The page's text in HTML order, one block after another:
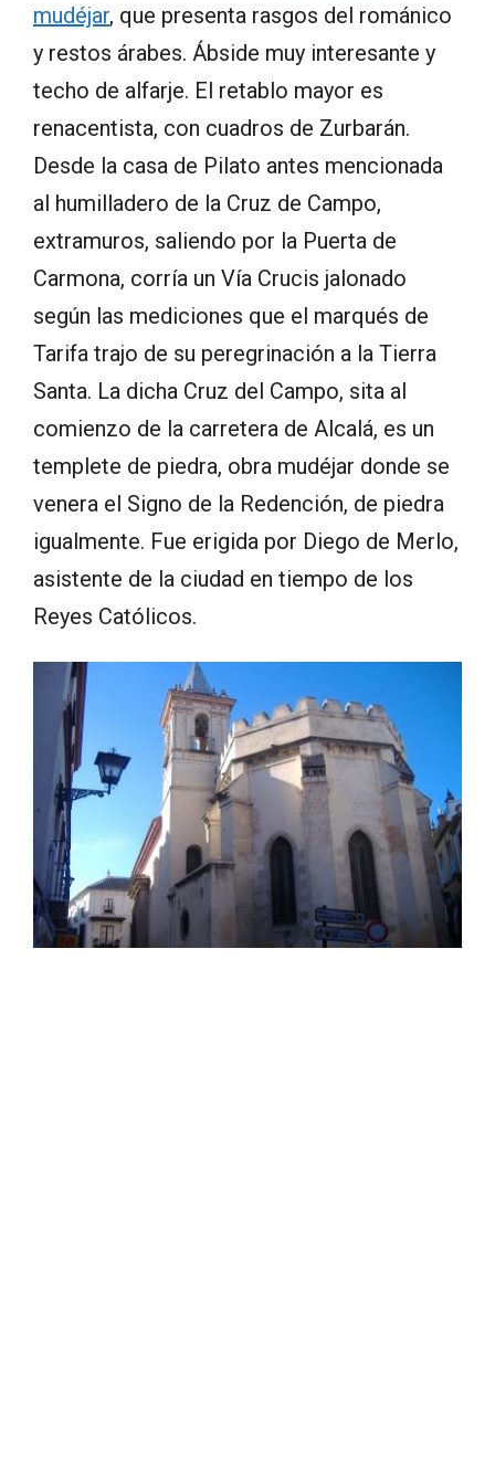
mudéjar, que presenta rasgos del románico
y restos árabes. Ábside muy interesante y
techo de alfarje. El retablo mayor es
renacentista, con cuadros de Zurbarán.
Desde la casa de Pilato antes mencionada
al humilladero de la Cruz de Campo,
extramuros, saliendo por la Puerta de
Carmona, corría un Vía Crucis jalonado
según las mediciones que el marqués de
Tarifa trajo de su peregrinación a la Tierra
Santa. La dicha Cruz del Campo, sita al
comienzo de la carretera de Alcalá, es un
templete de piedra, obra mudéjar donde se
venera el Signo de la Redención, de piedra
igualmente. Fue erigida por Diego de Merlo,
asistente de la ciudad en tiempo de los
Reyes Católicos.